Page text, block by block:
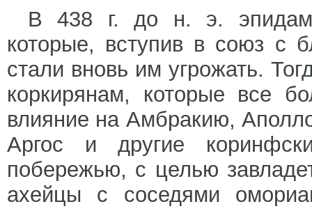
В 438 г. до н. э.
которые, вступив в союз с
стали вновь им угрожать.
коркирянам, которые все
влияние на Амбракию,
Аргос и другие
побережью, с целью
ахейцы с соседями